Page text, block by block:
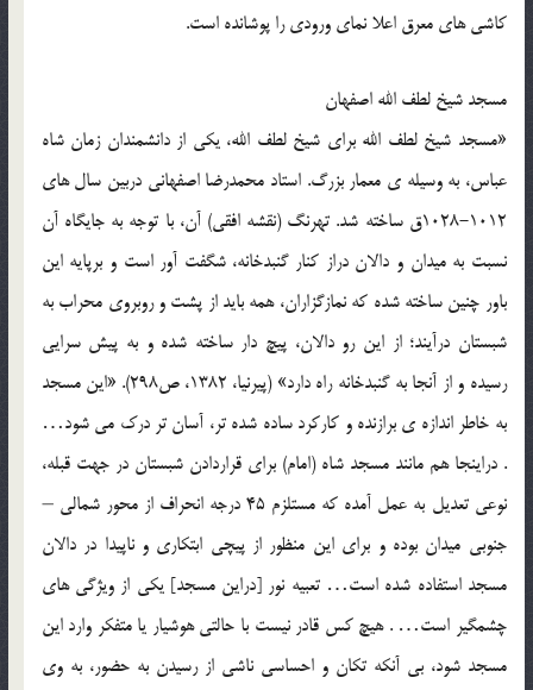
کاشی های معرق اعلا نمای ورودی را پوشانده است.
مسجد شیخ لطف الله اصفهان
«مسجد شیخ لطف الله برای شیخ لطف الله، یکی از دانشمندان زمان شاه
عباس، به وسیله ی معمار بزرگ. استاد محمدرضا اصفهانی دربین سال های
1012-1028ق ساخته شد. تهرنگ (نقشه افقی) آن، با توجه به جایگاه آن
نسبت به میدان و دالان دراز کنار گنبدخانه، شگفت آور است و برپایه این
باور چنین ساخته شده که نمازگزاران، همه باید از پشت و روبروی محراب به
شبستان درآیند؛ از این رو دالان، پیچ دار ساخته شده و به پیش سرایی
رسیده و از آنجا به گنبدخانه راه دارد» (پیرنیا، 1382، ص298). «این مسجد
به خاطر اندازه ی برازنده و کارکرد ساده شده تر، آسان تر درک می شود…
. دراینجا هم مانند مسجد شاه (امام) برای قراردادن شبستان در جهت قبله،
نوعی تعدیل به عمل آمده که مستلزم 45 درجه انحراف از محور شمالی –
جنوبی میدان بوده و برای این منظور از پیچی ابتکاری و ناپیدا در دالان
مسجد استفاده شده است… تعبیه نور [دراین مسجد] یکی از ویژگی های
چشمگیر است… . هیچ کس قادر نیست با حالتی هوشیار یا متفکر وارد این
مسجد شود، بی آنکه تکان و احساسی ناشی از رسیدن به حضور، به وی